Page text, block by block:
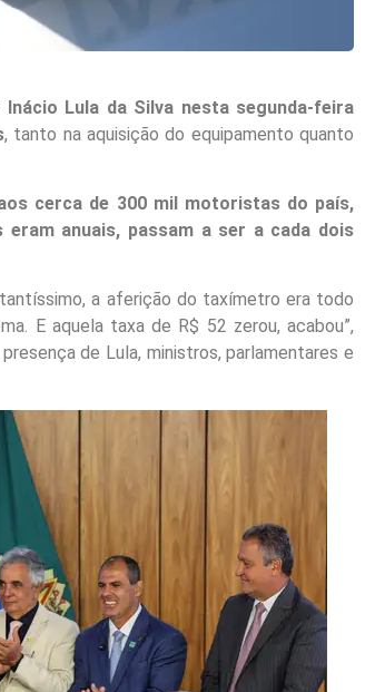
Lula da Silva nesta segunda-feira
, tanto na aquisição do equipamento quanto
cerca de 300 mil motoristas do país,
anuais, passam a ser a cada dois
a aferição do taxímetro era todo
E aquela taxa de R$ 52 zerou, acabou”,
de Lula, ministros, parlamentares e